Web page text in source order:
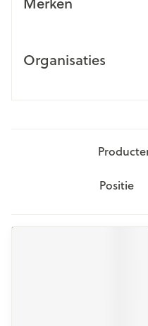
Organisaties
Sorteer op: